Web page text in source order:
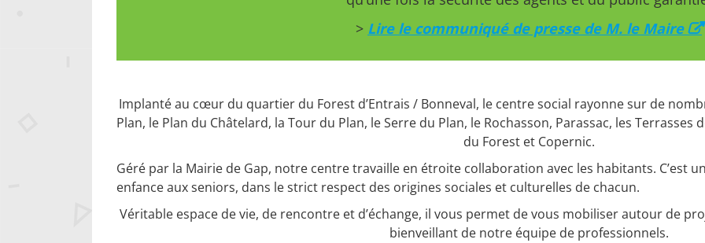
> Lire le communiqué de presse de M. le Maire
Implanté au cœur du quartier du Forest d’Entrais / Bonneval, le centre social rayonne sur de
Plan, le Plan du Châtelard, la Tour du Plan, le Serre du Plan, le Rochasson, Parassac, les Terrasses
du Forest et Copernic.
Géré par la Mairie de Gap, notre centre travaille en étroite collaboration avec les habitants. C’est
enfance aux seniors, dans le strict respect des origines sociales et culturelles de chacun.
Véritable espace de vie, de rencontre et d’échange, il vous permet de vous mobiliser autour de
bienveillant de notre équipe de professionnels.